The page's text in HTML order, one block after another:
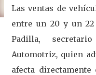
Las ventas de
entre un 20 y un
Padilla,
Automotriz, quien
afecta